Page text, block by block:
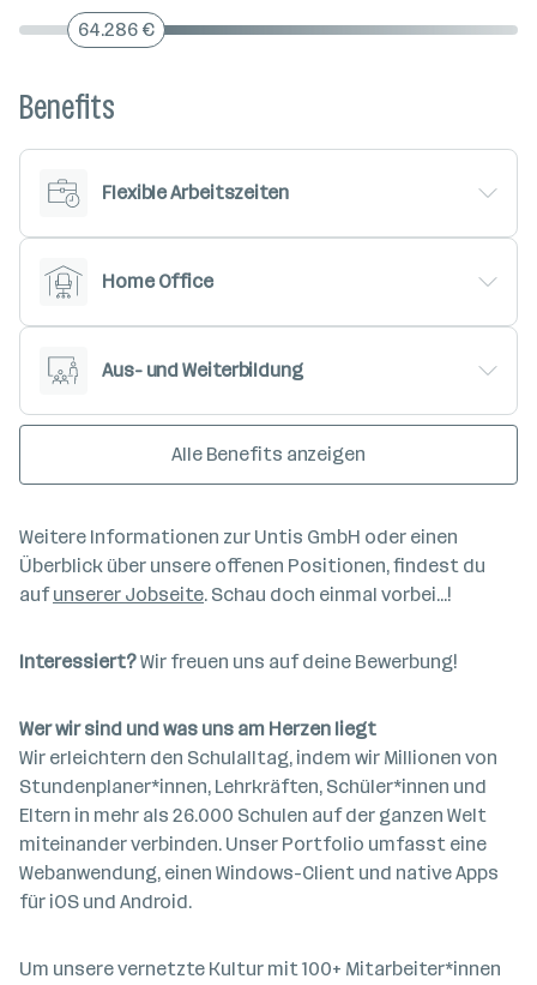
64.286 €
Benefits
Flexible Arbeitszeiten
Home Office
Aus- und Weiterbildung
Alle Benefits anzeigen
Weitere Informationen zur Untis GmbH oder einen
Überblick über unsere offenen Positionen, findest du
aufunserer Jobseite. Schau doch einmal vorbei...!
Interessiert?Wir freuen uns auf deine Bewerbung!
Wer wir sind und was uns am Herzen liegt
Wir erleichtern den Schulalltag, indem wir Millionen von
Stundenplaner*innen, Lehrkräften, Schüler*innen und
Eltern in mehr als 26.000 Schulen auf der ganzen Welt
miteinander verbinden. Unser Portfolio umfasst eine
Webanwendung, einen Windows-Client und native Apps
für iOS und Android.
Um unsere vernetzte Kultur mit 100+ Mitarbeiter*innen